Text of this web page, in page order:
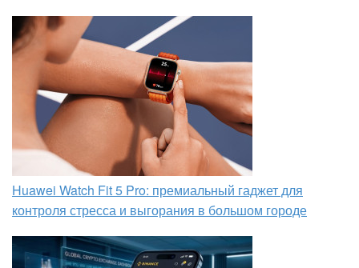
Huawei Watch Fit 5 Pro: премиальный гаджет для
контроля стресса и выгорания в большом городе